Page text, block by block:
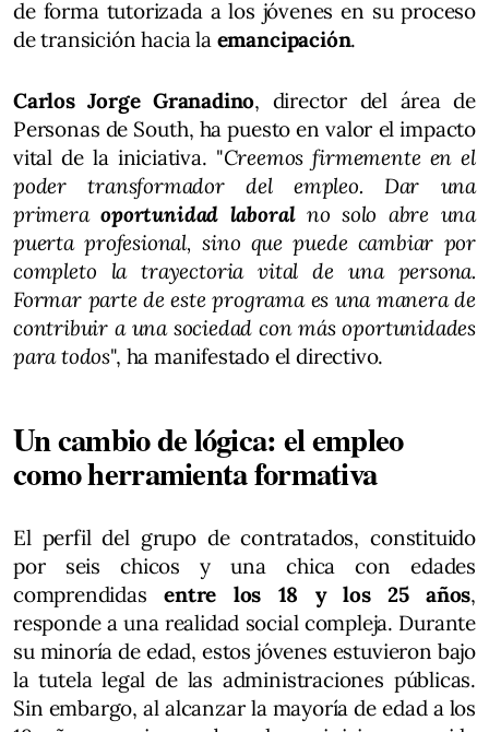
de forma tutorizada a los jóvenes en su proceso
de transición hacia la emancipación.
Carlos Jorge Granadino, director del área de
Personas de South, ha puesto en valor el impacto
vital de la iniciativa. "Creemos firmemente en el
poder transformador del empleo. Dar una
primeraoportunidad laboralno solo abre una
puerta profesional, sino que puede cambiar por
completo la trayectoria vital de una persona.
Formar parte de este programa es una manera de
contribuir a una sociedad con más oportunidades
para todos", ha manifestado el directivo.
Un cambio de lógica: el empleo
como herramienta formativa
El perfil del grupo de contratados, constituido
por seis chicos y una chica con edades
comprendidasentre los 18 y los 25 años,
responde a una realidad social compleja. Durante
su minoría de edad, estos jóvenes estuvieron bajo
la tutela legal de las administraciones públicas.
Sin embargo, al alcanzar la mayoría de edad a los